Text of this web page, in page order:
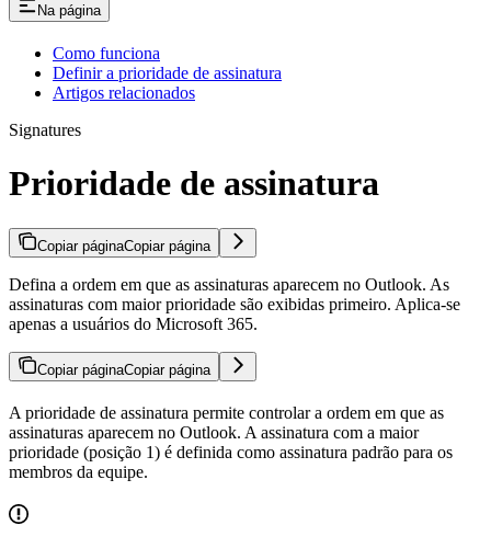
Na página
Como funciona
Definir a prioridade de assinatura
Artigos relacionados
Signatures
Prioridade de assinatura
Copiar páginaCopiar página
Defina a ordem em que as assinaturas aparecem no Outlook. As
assinaturas com maior prioridade são exibidas primeiro. Aplica-se
apenas a usuários do Microsoft 365.
Copiar páginaCopiar página
A prioridade de assinatura permite controlar a ordem em que as
assinaturas aparecem no Outlook. A assinatura com a maior
prioridade (posição 1) é definida como assinatura padrão para os
membros da equipe.